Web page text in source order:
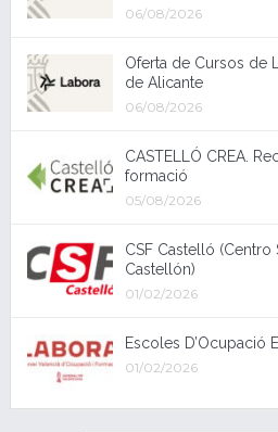
06/08/2026
Oferta de Cursos de
de Alicante
06/08/2026
CASTELLÓ CREA.
formació
05/08/2026
CSF Castelló
Castellón)
01/02/2026
Escoles D’Ocupació
01/02/2026